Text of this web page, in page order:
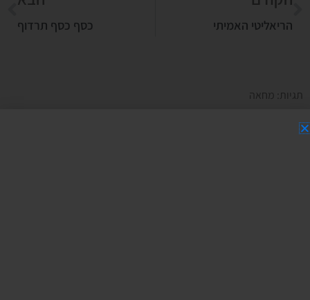
הריאליטי האמיתי כסף כסף תרדוף
תגיות: מחאה